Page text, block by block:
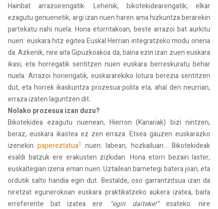
Hainbat arrazoirengatik. Lehenik, bikotekidearengatik; elkar
ezagutu genuenetik, argi izan nuen haren ama hizkuntza berarekin
partekatu nahi nuela. Hona etorritakoan, beste arrazoi bat aurkitu
nuen: euskara hitz egitea Euskal Herrian integratzeko modu onena
da. Azkenik, nire aita Gipuzkoakoa da, baina ezin izan zuen euskara
ikasi, eta horregatik sentitzen nuen euskara berreskuratu behar
nuela. Arrazoi horiengatik, euskararekiko lotura berezia sentitzen
dut, eta horrek ikaskuntza prozesua polita eta, ahal den neurrian,
erraza izaten laguntzen dit.
Nolako prozesua izan duzu?
Bikotekidea ezagutu nuenean, Hierron (Kanariak) bizi nintzen,
beraz, euskara ikastea ez zen erraza. Etxea gauzen euskarazko
izenekin papereztatua1
nuen: labean, hozkailuan... Bikotekideak
esaldi batzuk ere erakusten zizkidan. Hona etorri bezain laster,
euskaltegian izena eman nuen. Uztailean barnetegi batera joan, eta
ordutik salto handia egin dut. Bestalde, oso garrantzitsua izan da
niretzat egunerokoan euskara praktikatzeko aukera izatea, baita
erreferente bat izatea ere
“egin daiteke!”esateko: nire